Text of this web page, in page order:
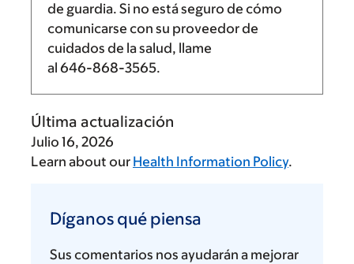
de guardia. Si no está seguro de cómo
comunicarse con su proveedor de
cuidados de la salud, llame
al 646-868-3565.
Última actualización
Julio 16, 2026
Learn about our Health Information Policy.
qué
piensa
Díganos qué piensa
Sus comentarios nos ayudarán a mejorar